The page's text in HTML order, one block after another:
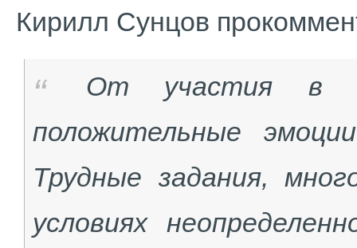
Кирилл Сунцов
От участия в
положительные
Трудные задания,
условиях